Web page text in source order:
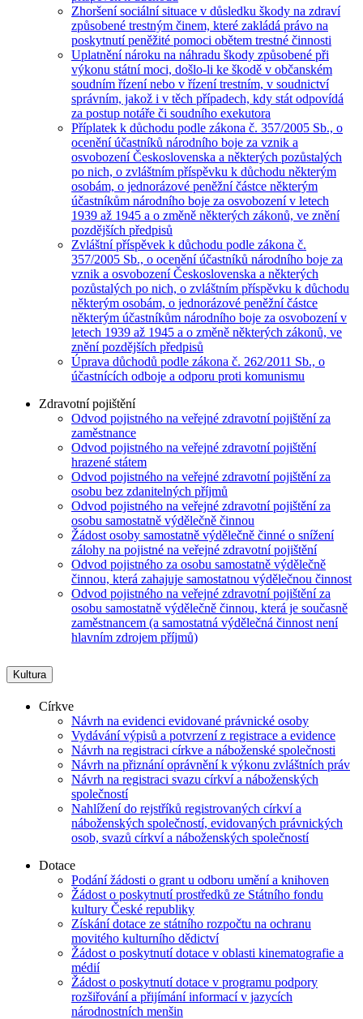
Zhoršení sociální situace v důsledku škody na zdraví
způsobené trestným činem, které zakládá právo na
poskytnutí peněžité pomoci obětem trestné činnosti
Uplatnění nároku na náhradu škody způsobené při
výkonu státní moci, došlo-li ke škodě v občanském
soudním řízení nebo v řízení trestním, v soudnictví
správním, jakož i v těch případech, kdy stát odpovídá
za postup notáře či soudního exekutora
Příplatek k důchodu podle zákona č. 357/2005 Sb., o
ocenění účastníků národního boje za vznik a
osvobození Československa a některých pozůstalých
po nich, o zvláštním příspěvku k důchodu některým
osobám, o jednorázové peněžní částce některým
účastníkům národního boje za osvobození v letech
1939 až 1945 a o změně některých zákonů, ve znění
pozdějších předpisů
Zvláštní příspěvek k důchodu podle zákona č.
357/2005 Sb., o ocenění účastníků národního boje za
vznik a osvobození Československa a některých
pozůstalých po nich, o zvláštním příspěvku k důchodu
některým osobám, o jednorázové peněžní částce
některým účastníkům národního boje za osvobození v
letech 1939 až 1945 a o změně některých zákonů, ve
znění pozdějších předpisů
Úprava důchodů podle zákona č. 262/2011 Sb., o
účastnících odboje a odporu proti komunismu
Zdravotní pojištění
Odvod pojistného na veřejné zdravotní pojištění za
zaměstnance
Odvod pojistného na veřejné zdravotní pojištění
hrazené státem
Odvod pojistného na veřejné zdravotní pojištění za
osobu bez zdanitelných příjmů
Odvod pojistného na veřejné zdravotní pojištění za
osobu samostatně výdělečně činnou
Žádost osoby samostatně výdělečně činné o snížení
zálohy na pojistné na veřejné zdravotní pojištění
Odvod pojistného za osobu samostatně výdělečně
činnou, která zahajuje samostatnou výdělečnou činnost
Odvod pojistného na veřejné zdravotní pojištění za
osobu samostatně výdělečně činnou, která je současně
zaměstnancem (a samostatná výdělečná činnost není
hlavním zdrojem příjmů)
Kultura
Církve
Návrh na evidenci evidované právnické osoby
Vydávání výpisů a potvrzení z registrace a evidence
Návrh na registraci církve a náboženské společnosti
Návrh na přiznání oprávnění k výkonu zvláštních práv
Návrh na registraci svazu církví a náboženských
společností
Nahlížení do rejstříků registrovaných církví a
náboženských společností, evidovaných právnických
osob, svazů církví a náboženských společností
Dotace
Podání žádosti o grant u odboru umění a knihoven
Žádost o poskytnutí prostředků ze Státního fondu
kultury České republiky
Získání dotace ze státního rozpočtu na ochranu
movitého kulturního dědictví
Žádost o poskytnutí dotace v oblasti kinematografie a
médií
Žádost o poskytnutí dotace v programu podpory
rozšiřování a přijímání informací v jazycích
národnostních menšin